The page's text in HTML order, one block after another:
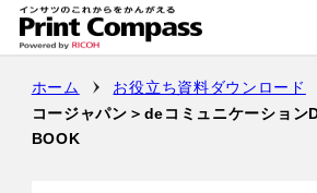
ホーム お役立ち資料ダウンロード
コージャパン＞deコミュニケーション
BOOK